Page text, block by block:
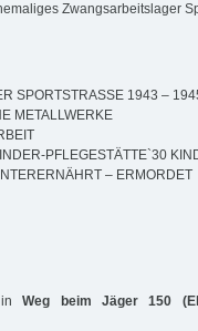
Zwangsarbeitslager
SPORTSTRASSE 1943 –
METALLWERKE
PFLEGESTÄTTE`30
– ERMORDET
inWeg beim Jäger 150